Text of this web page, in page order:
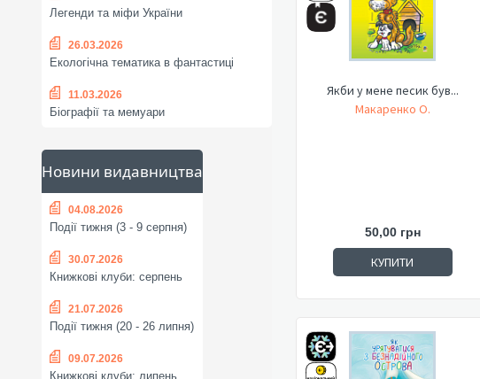
Легенди та міфи України
26.03.2026
Екологічна тематика в фантастиці
11.03.2026
Біографії та мемуари
Новини видавництва
04.08.2026
Події тижня (3 - 9 серпня)
30.07.2026
Книжкові клуби: серпень
21.07.2026
Події тижня (20 - 26 липня)
09.07.2026
Книжкові клуби: липень
Якби у мене песик був...
Макаренко О.
50,00 грн
КУПИТИ